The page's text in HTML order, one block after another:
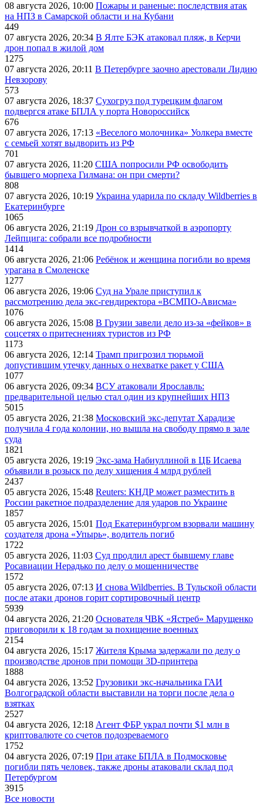
08 августа 2026, 10:00 Пожары и раненые: последствия атак
на НПЗ в Самарской области и на Кубани
449
07 августа 2026, 20:34 В Ялте БЭК атаковал пляж, в Керчи
дрон попал в жилой дом
1275
07 августа 2026, 20:11 В Петербурге заочно арестовали Лидию
Невзорову
573
07 августа 2026, 18:37 Сухогруз под турецким флагом
подвергся атаке БПЛА у порта Новороссийск
676
07 августа 2026, 17:13 «Веселого молочника» Уолкера вместе
с семьей хотят выдворить из РФ
701
07 августа 2026, 11:20 США попросили РФ освободить
бывшего морпеха Гилмана: он при смерти?
808
07 августа 2026, 10:19 Украина ударила по складу Wildberries в
Екатеринбурге
1065
06 августа 2026, 21:19 Дрон со взрывчаткой в аэропорту
Лейпцига: собрали все подробности
1414
06 августа 2026, 21:06 Ребёнок и женщина погибли во время
урагана в Смоленске
1277
06 августа 2026, 19:06 Суд на Урале приступил к
рассмотрению дела экс-гендиректора «ВСМПО-Ависма»
1076
06 августа 2026, 15:08 В Грузии завели дело из-за «фейков» в
соцсетях о притеснениях туристов из РФ
1173
06 августа 2026, 12:14 Трамп пригрозил тюрьмой
допустившим утечку данных о нехватке ракет у США
1077
06 августа 2026, 09:34 ВСУ атаковали Ярославль:
предварительной целью стал один из крупнейших НПЗ
5015
05 августа 2026, 21:38 Московский экс-депутат Харадизе
получила 4 года колонии, но вышла на свободу прямо в зале
суда
1821
05 августа 2026, 19:19 Экс-зама Набиуллиной в ЦБ Исаева
объявили в розыск по делу хищения 4 млрд рублей
2437
05 августа 2026, 15:48 Reuters: КНДР может разместить в
России ракетное подразделение для ударов по Украине
1857
05 августа 2026, 15:01 Под Екатеринбургом взорвали машину
создателя дрона «Упырь», водитель погиб
1722
05 августа 2026, 11:03 Суд продлил арест бывшему главе
Росавиации Нерадько по делу о мошенничестве
1572
05 августа 2026, 07:13 И снова Wildberries. В Тульской области
после атаки дронов горит сортировочный центр
5939
04 августа 2026, 21:20 Основателя ЧВК «Ястреб» Марущенко
приговорили к 18 годам за похищение военных
2154
04 августа 2026, 15:17 Жителя Крыма задержали по делу о
производстве дронов при помощи 3D‑принтера
1888
04 августа 2026, 13:52 Грузовики экс-начальника ГАИ
Волгоградской области выставили на торги после дела о
взятках
2527
04 августа 2026, 12:18 Агент ФБР украл почти $1 млн в
криптовалюте со счетов подозреваемого
1752
04 августа 2026, 07:19 При атаке БПЛА в Подмосковье
погибли пять человек, также дроны атаковали склад под
Петербургом
3915
Все новости